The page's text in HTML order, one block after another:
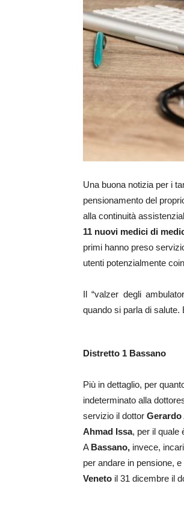
Una buona notizia per i
pensionamento del
alla continuità
11 nuovi medici di
primi hanno preso
utenti potenzialmente
Il “valzer degli
quando si parla di salute.
Distretto 1 Bassano
Più in dettaglio, per
indeterminato alla
servizio il dottor
Ahmad Issa, per il quale
A Bassano, invece,
per andare in pensione,
Veneto il 31 dicembre il